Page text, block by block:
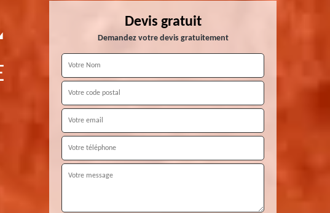
Devis gratuit
Demandez votre devis gratuitement